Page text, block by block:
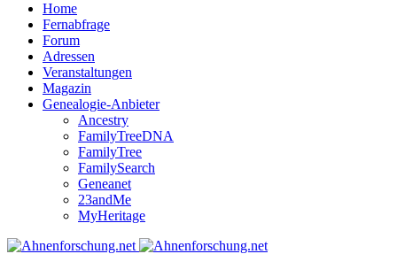
Home
Fernabfrage
Forum
Adressen
Veranstaltungen
Magazin
Genealogie-Anbieter
Ancestry
FamilyTreeDNA
FamilyTree
FamilySearch
Geneanet
23andMe
MyHeritage